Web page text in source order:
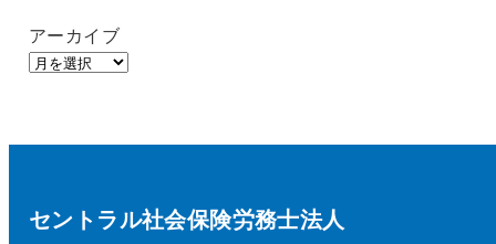
アーカイブ
セントラル社会保険労務士法人